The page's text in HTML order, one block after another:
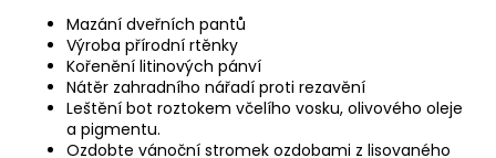
Mazání dveřních pantů
Výroba přírodní rtěnky
Kořenění litinových pánví
Nátěr zahradního nářadí proti rezavění
Leštění bot roztokem včelího vosku, olivového oleje
a pigmentu.
Ozdobte vánoční stromek ozdobami z lisovaného